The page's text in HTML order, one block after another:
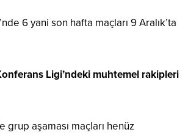
6 yani son hafta maçları 9 Aralık’ta
Ligi’ndeki muhtemel rakipleri
grup aşaması maçları henüz